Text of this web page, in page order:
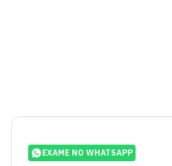
EXAME NO WHATSAPP